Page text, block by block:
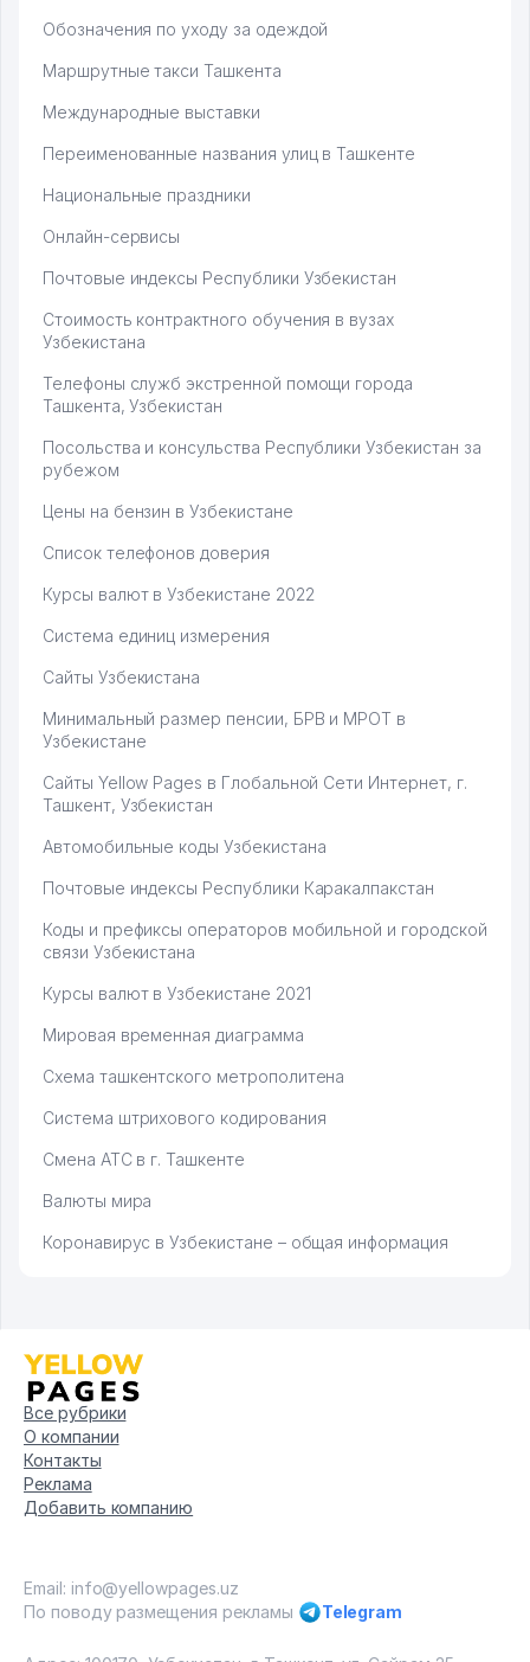
Обозначения по уходу за одеждой
Маршрутные такси Ташкента
Международные выставки
Переименованные названия улиц в Ташкенте
Национальные праздники
Онлайн-сервисы
Почтовые индексы Республики Узбекистан
Стоимость контрактного обучения в вузах
Узбекистана
Телефоны служб экстренной помощи города
Ташкента, Узбекистан
Посольства и консульства Республики Узбекистан за
рубежом
Цены на бензин в Узбекистане
Список телефонов доверия
Курсы валют в Узбекистане 2022
Система единиц измерения
Сайты Узбекистана
Минимальный размер пенсии, БРВ и МРОТ в
Узбекистане
Сайты Yellow Pages в Глобальной Сети Интернет, г.
Ташкент, Узбекистан
Автомобильные коды Узбекистана
Почтовые индексы Республики Каракалпакстан
Коды и префиксы операторов мобильной и городской
связи Узбекистана
Курсы валют в Узбекистане 2021
Мировая временная диаграмма
Схема ташкентского метрополитена
Система штрихового кодирования
Смена АТС в г. Ташкенте
Валюты мира
Коронавирус в Узбекистане – общая информация
Все рубрики
О компании
Контакты
Реклама
Добавить компанию
Email: info@yellowpages.uz
По поводу размещения рекламы
Telegram